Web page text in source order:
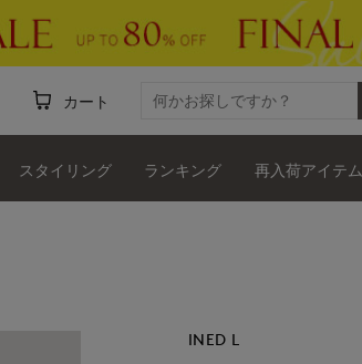
カート
スタイリング ランキング 再入荷アイテム
INED L